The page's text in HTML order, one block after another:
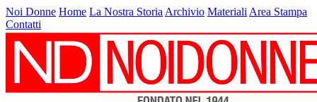
Noi Donne Home La Nostra Storia Archivio Materiali Area Stampa
Contatti